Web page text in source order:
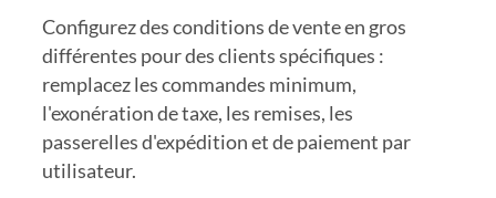
Configurez des conditions de vente en gros
différentes pour des clients spécifiques :
remplacez les commandes minimum,
l'exonération de taxe, les remises, les
passerelles d'expédition et de paiement par
utilisateur.